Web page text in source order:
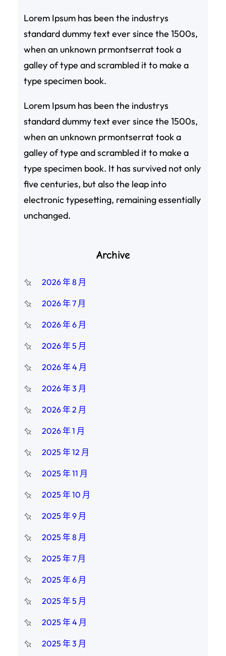
Lorem Ipsum has been the industrys
standard dummy text ever since the 1500s,
when an unknown prmontserrat took a
galley of type and scrambled it to make a
type specimen book.
Lorem Ipsum has been the industrys
standard dummy text ever since the 1500s,
when an unknown prmontserrat took a
galley of type and scrambled it to make a
type specimen book. It has survived not only
five centuries, but also the leap into
electronic typesetting, remaining essentially
unchanged.
Archive
2026 年 8 月
2026 年 7 月
2026 年 6 月
2026 年 5 月
2026 年 4 月
2026 年 3 月
2026 年 2 月
2026 年 1 月
2025 年 12 月
2025 年 11 月
2025 年 10 月
2025 年 9 月
2025 年 8 月
2025 年 7 月
2025 年 6 月
2025 年 5 月
2025 年 4 月
2025 年 3 月